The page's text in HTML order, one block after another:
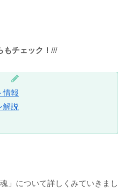
もチェック！ ///
情報
解説
」について詳しくみていきまし